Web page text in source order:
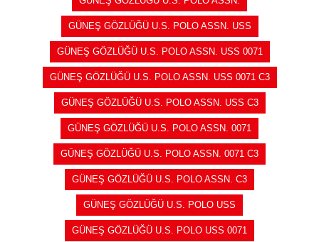
GÜNEŞ GÖZLÜĞÜ U.S. POLO ASSN. USS
GÜNEŞ GÖZLÜĞÜ U.S. POLO ASSN. USS 0071
GÜNEŞ GÖZLÜĞÜ U.S. POLO ASSN. USS 0071 C3
GÜNEŞ GÖZLÜĞÜ U.S. POLO ASSN. USS C3
GÜNEŞ GÖZLÜĞÜ U.S. POLO ASSN. 0071
GÜNEŞ GÖZLÜĞÜ U.S. POLO ASSN. 0071 C3
GÜNEŞ GÖZLÜĞÜ U.S. POLO ASSN. C3
GÜNEŞ GÖZLÜĞÜ U.S. POLO USS
GÜNEŞ GÖZLÜĞÜ U.S. POLO USS 0071